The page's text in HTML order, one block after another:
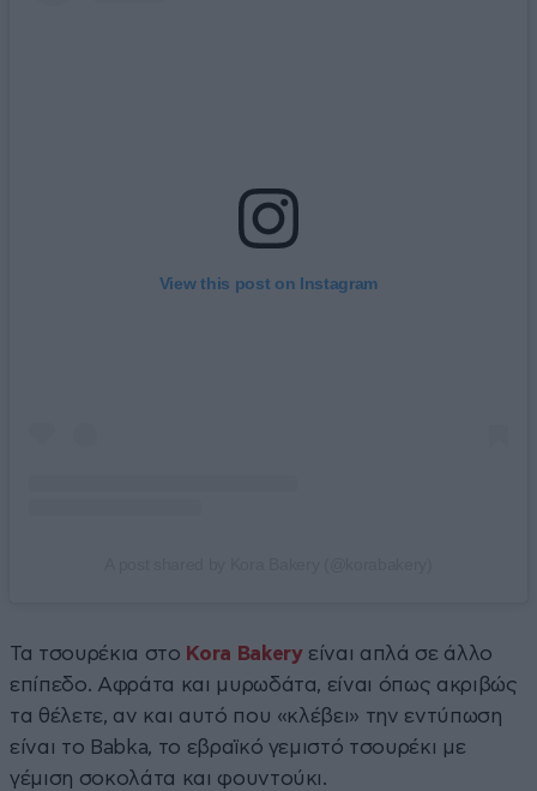
View this post on Instagram
Τα τσουρέκια στο Kora Bakeryείναι απλά σε άλλο
επίπεδο. Αφράτα και μυρωδάτα, είναι όπως ακριβώς
τα θέλετε, αν και αυτό που «κλέβει» την εντύπωση
είναι το Babka, το εβραϊκό γεμιστό τσουρέκι με
γέμιση σοκολάτα και φουντούκι.